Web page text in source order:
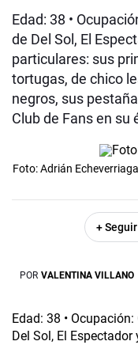
Edad: 38 •
de Del Sol, El
particulares: sus
tortugas, de chico
negros, sus
Club de Fans en su
Foto: Adrián Echeverriaga
+
POR VALENTINA VILLANO
Edad: 38 •
Del Sol, El